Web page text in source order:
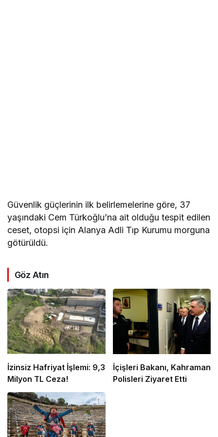
Güvenlik güçlerinin ilk belirlemelerine göre, 37
yaşındaki Cem Türkoğlu’na ait olduğu tespit edilen
ceset, otopsi için Alanya Adli Tıp Kurumu morguna
götürüldü.
Göz Atın
İzinsiz Hafriyat İşlemi: 9,3
Milyon TL Ceza!
İçişleri Bakanı, Kahraman
Polisleri Ziyaret Etti